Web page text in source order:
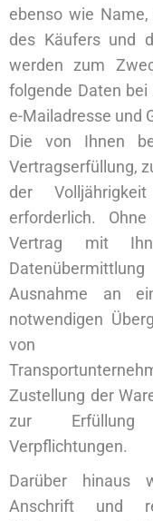
ebenso wie
des Käufers und
werden zum
folgende Daten
e-Mailadresse und
Die von Ihnen
Vertragserfüllung,
der
erforderlich.
Vertrag mit
Ausnahme an
notwendigen
von
Zustellung der
zur Erfüllung
Verpflichtungen.
Darüber hinaus
Anschrift und